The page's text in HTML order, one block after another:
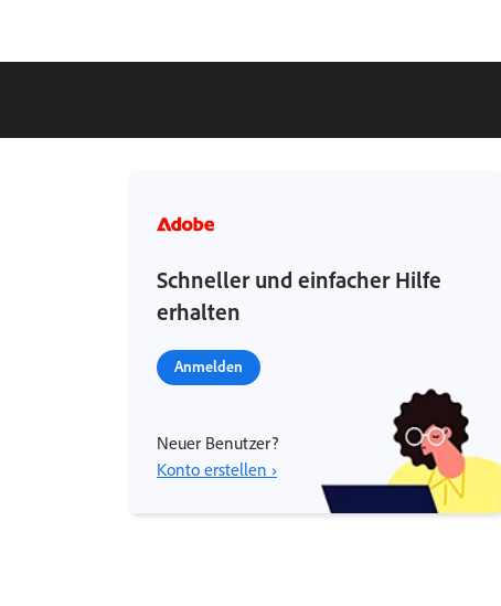
Schneller und einfacher Hilfe
erhalten
Anmelden
Neuer Benutzer?
Konto erstellen ›